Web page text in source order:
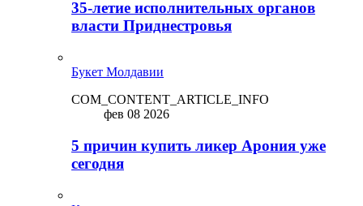
35-летие исполнительных органов
власти Приднестровья
Букет Молдавии
COM_CONTENT_ARTICLE_INFO
фев 08 2026
5 причин купить ликep Арония уже
сегодня